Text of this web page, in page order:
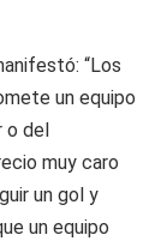
“Los
un equipo
del
muy caro
un gol y
un equipo